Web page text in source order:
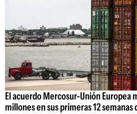
El acuerdo Mercosur-Unión Europea
millones en sus primeras 12 semanas